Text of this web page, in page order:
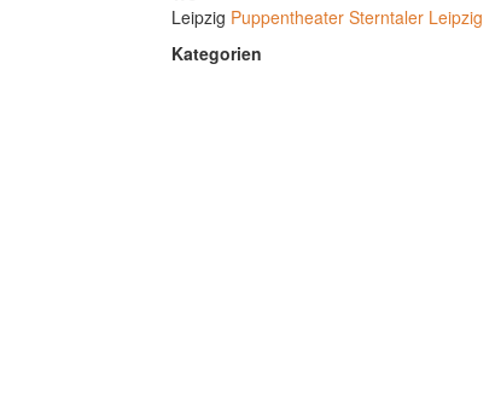
Leipzig Puppentheater Sterntaler Leipzig
Kategorien